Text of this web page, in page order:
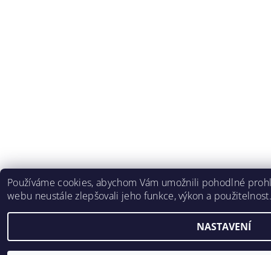
Používáme cookies, abychom Vám umožnili pohodlné
webu neustále zlepšovali jeho funkce, výkon a
NASTAVENÍ